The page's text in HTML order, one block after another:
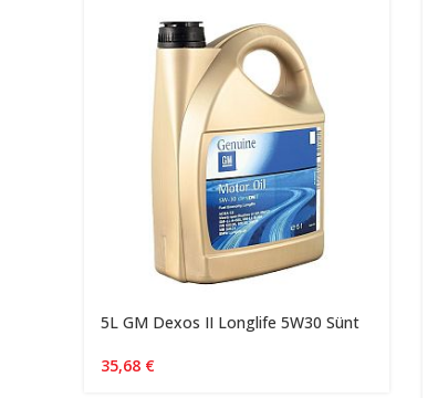
5L GM Dexos II Longlife 5W30 Sünt
35,68 €